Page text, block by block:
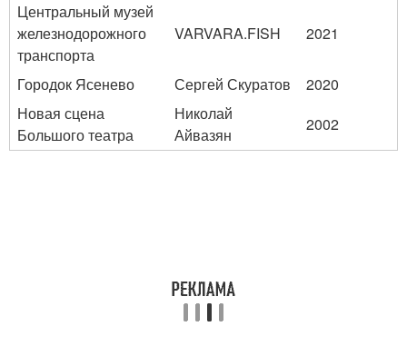
Центральный музей
железнодорожного
транспорта
VARVARA.FISH 2021
Городок Ясенево Сергей Скуратов
2020
Новая сцена
Большого театра
Николай
Айвазян
2002